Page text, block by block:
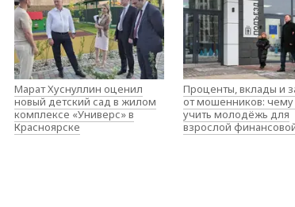
Марат Хуснуллин оценил
новый детский сад в жилом
комплексе «Универс» в
Красноярске
Проценты, вклады и
от мошенников: чему
учить молодёжь для
взрослой